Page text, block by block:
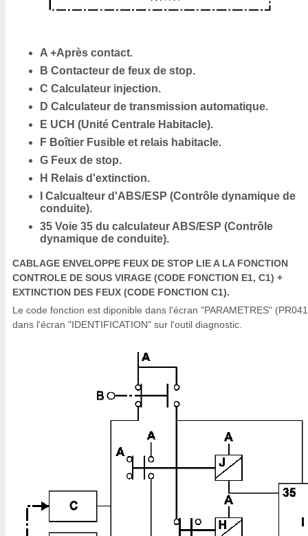
A +Après contact.
B Contacteur de feux de stop.
C Calculateur injection.
D Calculateur de transmission automatique.
E UCH (Unité Centrale Habitacle).
F Boîtier Fusible et relais habitacle.
G Feux de stop.
H Relais d'extinction.
I Calcualteur d'ABS/ESP (Contrôle dynamique de
conduite).
35 Voie 35 du calculateur ABS/ESP (Contrôle
dynamique de conduite).
CABLAGE ENVELOPPE FEUX DE STOP LIE A LA FONCTION
CONTROLE DE SOUS VIRAGE (CODE FONCTION E1, C1) +
EXTINCTION DES FEUX (CODE FONCTION C1).
Le code fonction est diponible dans l'écran "PARAMETRES"
dans l'écran "IDENTIFICATION" sur l'outil diagnostic.